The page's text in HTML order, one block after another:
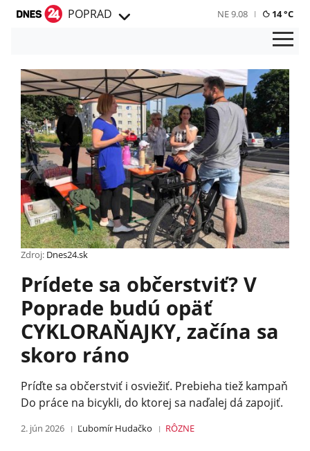
POPRAD NE 9.08 14 °C
Zdroj: Dnes24.sk
Prídete sa občerstviť? V
Poprade budú opäť
CYKLORAŇAJKY, začína sa
skoro ráno
Príďte sa občerstviť i osviežiť. Prebieha tiež kampaň
Do práce na bicykli, do ktorej sa naďalej dá zapojiť.
2. jún 2026 Ľubomír Hudačko RÔZNE